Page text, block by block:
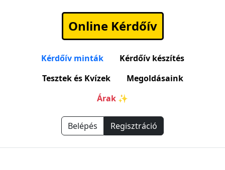
Online Kérdőív
Kérdőív minták
Kérdőív készítés
Tesztek és Kvízek
Megoldásaink
Árak ✨
Belépés Regisztráció